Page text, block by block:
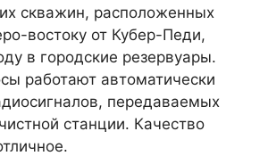
скважин, расположенных
востоку от Кубер-Педи,
в городские резервуары.
работают автоматически
передаваемых
станции. Качество